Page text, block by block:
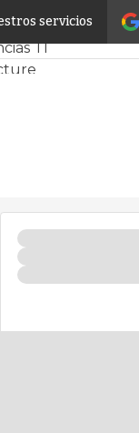
servicios
Proyectos
TI